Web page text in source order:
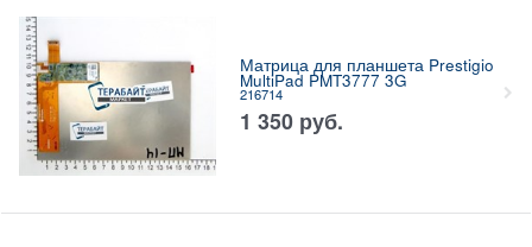
Матрица для планшета Prestigio
MultiPad PMT3777 3G
216714
1 350 руб.